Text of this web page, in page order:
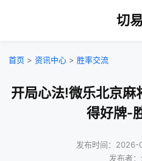
切
首页 > 资讯中心 > 胜率交流
开局心法!微乐北京麻
得好牌-
发布时间：2026-
发布者